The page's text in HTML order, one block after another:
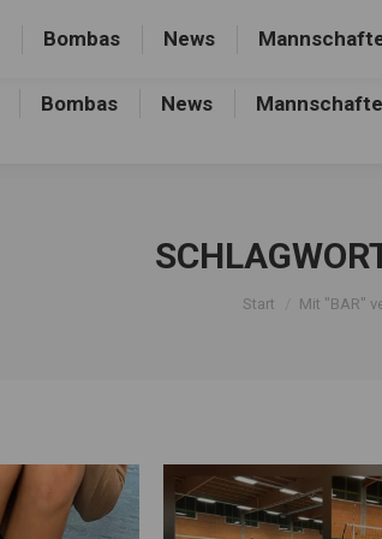
Bombas News
Sie befinden sich
Start Mit "BAR"
Bombas News